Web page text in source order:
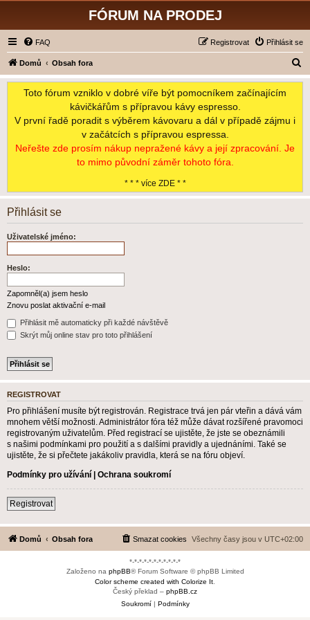
FÓRUM NA PRODEJ
FAQ Přihlásit se
Registrovat
Domů Obsah fora
l
Toto fórum vzniklo v dobré víře být pomocníkem začínajícím
kávičkářům s přípravou kávy espresso.
V první řadě poradit s výběrem kávovaru a dál v případě zájmu i
v začátcích s přípravou espressa.
Neřešte zde prosím nákup nepražené kávy a její zpracování. Je
to mimo původní záměr tohoto fóra.
* * * více ZDE * *
Přihlásit se
Uživatelské jméno:
Heslo:
Zapomněl(a) jsem heslo
Znovu poslat aktivační e-mail
Přihlásit mě automaticky při každé návštěvě
Skrýt můj online stav pro toto přihlášení
REGISTROVAT
Pro přihlášení musíte být registrován. Registrace trvá jen pár vteřin a dává vám
mnohem větší možnosti. Administrátor fóra též může dávat rozšířené pravomoci
registrovaným uživatelům. Před registrací se ujistěte, že jste se obeznámili
s našimi podmínkami pro použití a s dalšími pravidly a ujednáními. Také se
ujistěte, že si přečtete jakákoliv pravidla, která se na fóru objeví.
Podmínky pro užívání | Ochrana soukromí
Registrovat
Domů Obsah fora Všechny časy jsou v UTC+02:00
Smazat cookies
*-*-*-*-*-*-*-*-*-*-*
Založeno na phpBB® Forum Software © phpBB Limited
Color scheme created with Colorize It
Český překlad – phpBB.cz
Soukromí| Podmínky